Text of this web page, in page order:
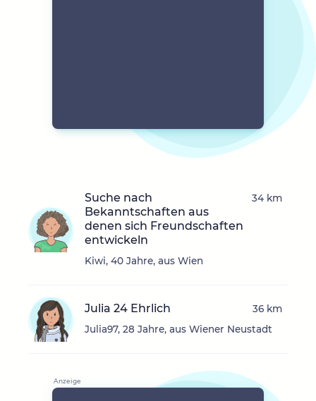
Suche nach
Bekanntschaften aus
denen sich Freundschaften
entwickeln
Kiwi, 40 Jahre, aus Wien
34 km
Julia 24 Ehrlich
Julia97, 28 Jahre, aus Wiener Neustadt
36 km